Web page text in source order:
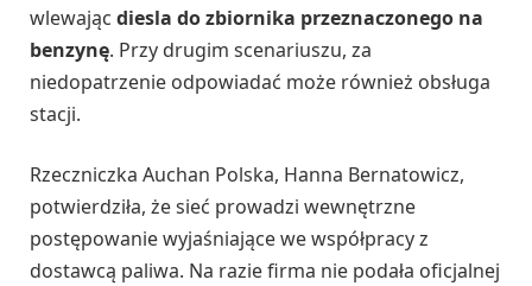
wlewając diesla do zbiornika przeznaczonego na
benzynę. Przy drugim scenariuszu, za
niedopatrzenie odpowiadać może również obsługa
stacji.
Rzeczniczka Auchan Polska, Hanna Bernatowicz,
potwierdziła, że sieć prowadzi wewnętrzne
postępowanie wyjaśniające we współpracy z
dostawcą paliwa. Na razie firma nie podała oficjalnej